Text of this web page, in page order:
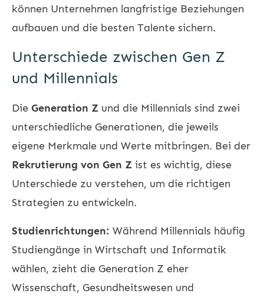
können Unternehmen langfristige Beziehungen
aufbauen und die besten Talente sichern.
Unterschiede zwischen Gen Z
und Millennials
Die Generation Z und die Millennials sind zwei
unterschiedliche Generationen, die jeweils
eigene Merkmale und Werte mitbringen. Bei der
Rekrutierung von Gen Z ist es wichtig, diese
Unterschiede zu verstehen, um die richtigen
Strategien zu entwickeln.
Studienrichtungen: Während Millennials häufig
Studiengänge in Wirtschaft und Informatik
wählen, zieht die Generation Z eher
Wissenschaft, Gesundheitswesen und